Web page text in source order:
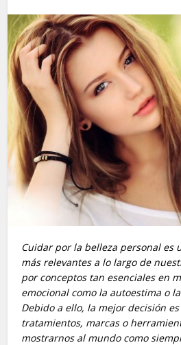
Cuidar por la belleza personal es
más relevantes a lo largo de
por conceptos tan esenciales en
emocional como la autoestima o
Debido a ello, la mejor decisión
tratamientos, marcas o
mostrarnos al mundo como